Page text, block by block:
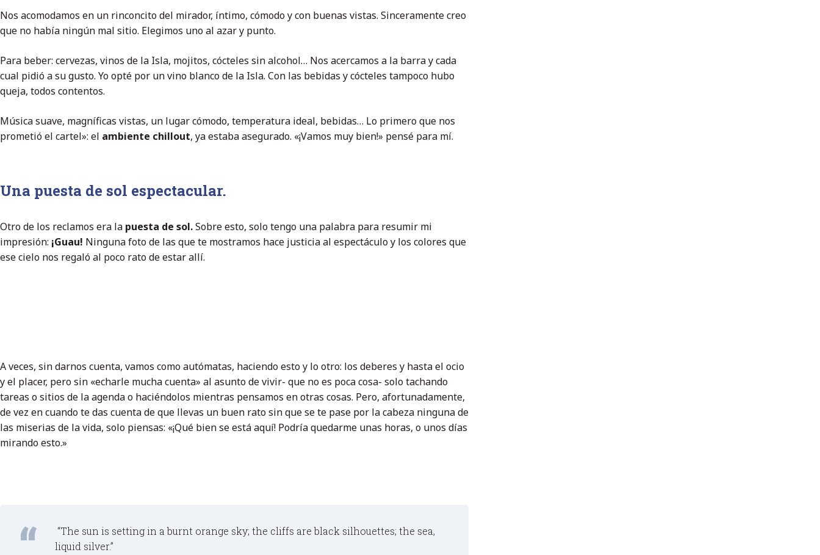
Nos acomodamos en un rinconcito del mirador, íntimo, cómodo y con buenas vistas. Sinceramente creo
que no había ningún mal sitio. Elegimos uno al azar y punto.
Para beber: cervezas, vinos de la Isla, mojitos, cócteles sin alcohol… Nos acercamos a la barra y cada
cual pidió a su gusto. Yo opté por un vino blanco de la Isla. Con las bebidas y cócteles tampoco hubo
queja, todos contentos.
Música suave, magníficas vistas, un lugar cómodo, temperatura ideal, bebidas… Lo primero que nos
prometió el cartel»: el ambiente chillout, ya estaba asegurado. «¡Vamos muy bien!» pensé para mí.
Una puesta de sol espectacular.
Otro de los reclamos era la puesta de sol.Sobre esto, solo tengo una palabra para resumir mi
impresión: ¡Guau! Ninguna foto de las que te mostramos hace justicia al espectáculo y los colores que
ese cielo nos regaló al poco rato de estar allí.
A veces, sin darnos cuenta, vamos como autómatas, haciendo esto y lo otro: los deberes y hasta el ocio
y el placer, pero sin «echarle mucha cuenta» al asunto de vivir- que no es poca cosa- solo tachando
tareas o sitios de la agenda o haciéndolos mientras pensamos en otras cosas. Pero, afortunadamente,
de vez en cuando te das cuenta de que llevas un buen rato sin que se te pase por la cabeza ninguna de
las miserias de la vida, solo piensas: «¡Qué bien se está aquí! Podría quedarme unas horas, o unos días
mirando esto.»
“The sun is setting in a burnt orange sky; the cliffs are black silhouettes; the sea,
liquid silver.”